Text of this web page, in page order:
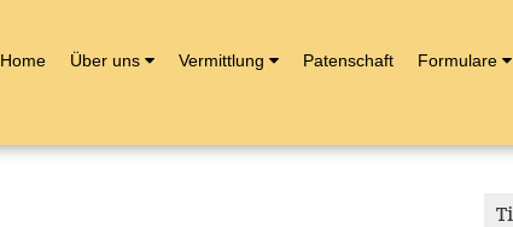
Home Über uns Vermittlung Patenschaft Formulare